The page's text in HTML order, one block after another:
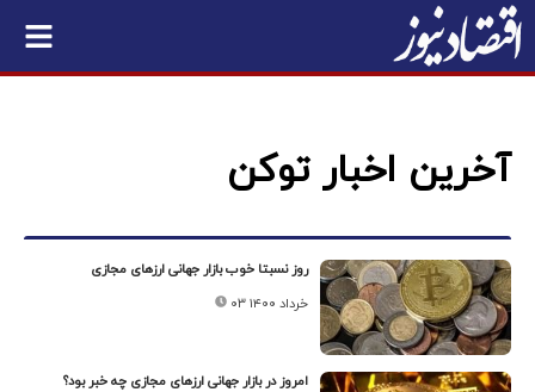
آخرین اخبار توکن
روز نسبتا خوب بازار جهانی ارزهای مجازی
۰۳ خرداد ۱۴۰۰
امروز در بازار جهانی ارزهای مجازی چه خبر بود؟